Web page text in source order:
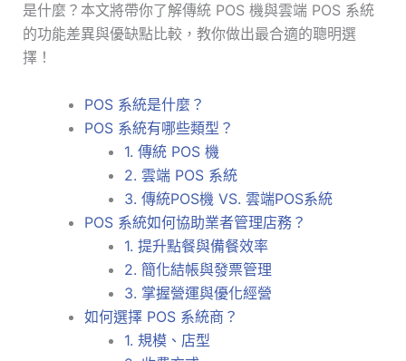
是什麼？本文將帶你了解傳統 POS 機與雲端 POS 系統
的功能差異與優缺點比較，教你做出最合適的聰明選
擇！
POS 系統是什麼？
POS 系統有哪些類型？
1. 傳統 POS 機
2. 雲端 POS 系統
3. 傳統POS機 VS. 雲端POS系統
POS 系統如何協助業者管理店務？
1. 提升點餐與備餐效率
2. 簡化結帳與發票管理
3. 掌握營運與優化經營
如何選擇 POS 系統商？
1. 規模、店型